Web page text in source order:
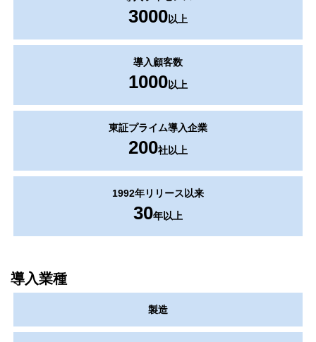
3000以上
導入顧客数
1000以上
東証プライム導入企業
200社以上
1992年リリース以来
30年以上
導入業種
製造